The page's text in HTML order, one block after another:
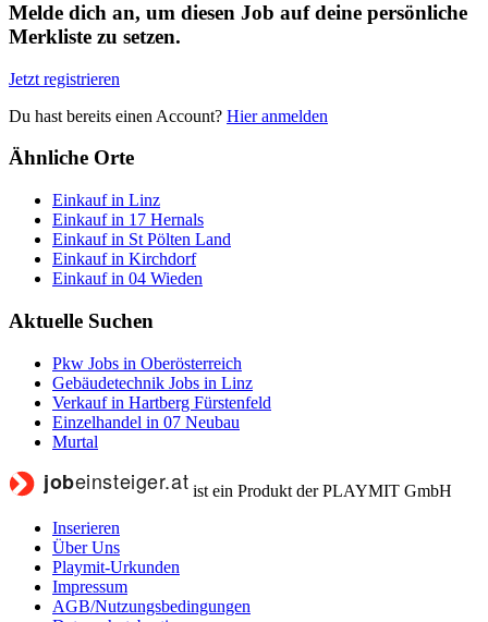
Melde dich an, um diesen Job auf deine persönliche
Merkliste zu setzen.
Jetzt registrieren
Du hast bereits einen Account? Hier anmelden
Ähnliche Orte
Einkauf in Linz
Einkauf in 17 Hernals
Einkauf in St Pölten Land
Einkauf in Kirchdorf
Einkauf in 04 Wieden
Aktuelle Suchen
Pkw Jobs in Oberösterreich
Gebäudetechnik Jobs in Linz
Verkauf in Hartberg Fürstenfeld
Einzelhandel in 07 Neubau
Murtal
ist ein Produkt der PLAYMIT GmbH
Inserieren
Über Uns
Playmit-Urkunden
Impressum
AGB/Nutzungsbedingungen